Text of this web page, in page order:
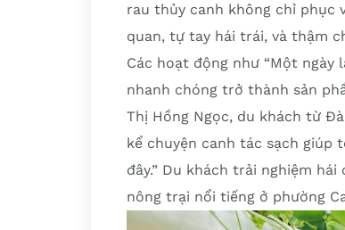
rau thủy canh không chỉ phục
quan, tự tay hái trái, và thậm
Các hoạt động như “Một
nhanh chóng trở thành sản
Thị Hồng Ngọc, du khách từ
kể chuyện canh tác sạch giúp
đây.” Du khách trải nghiệm
nông trại nổi tiếng ở phường